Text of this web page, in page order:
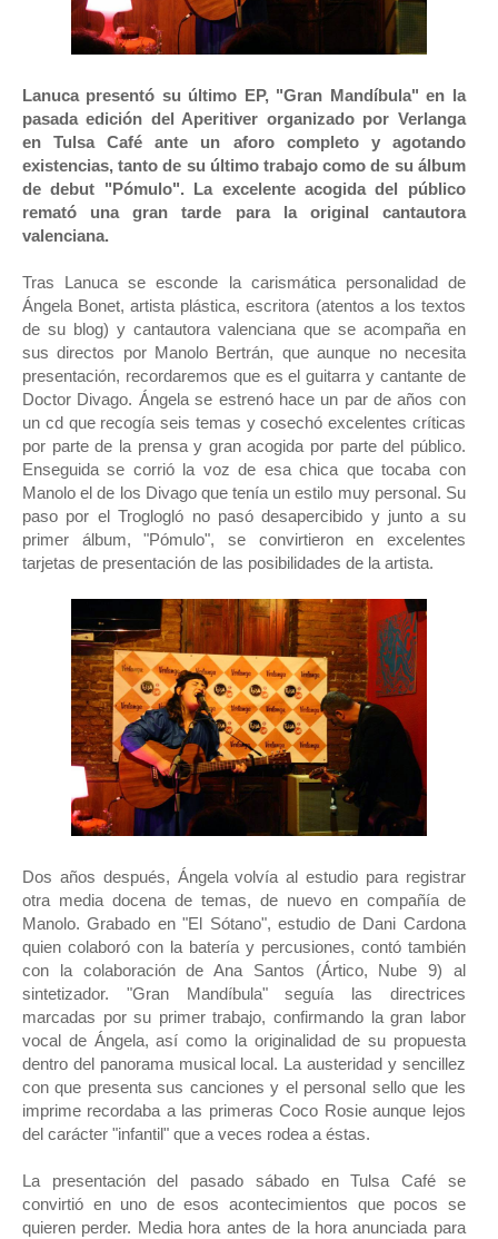
Lanuca presentó su último EP, "Gran Mandíbula" en la
pasada edición del Aperitiver organizado por Verlanga
en Tulsa Café ante un aforo completo y agotando
existencias, tanto de su último trabajo como de su álbum
de debut "Pómulo". La excelente acogida del público
remató una gran tarde para la original cantautora
valenciana.
Tras Lanuca se esconde la carismática personalidad de
Ángela Bonet, artista plástica, escritora (atentos a los textos
de su blog) y cantautora valenciana que se acompaña en
sus directos por Manolo Bertrán, que aunque no necesita
presentación, recordaremos que es el guitarra y cantante de
Doctor Divago. Ángela se estrenó hace un par de años con
un cd que recogía seis temas y cosechó excelentes críticas
por parte de la prensa y gran acogida por parte del público.
Enseguida se corrió la voz de esa chica que tocaba con
Manolo el de los Divago que tenía un estilo muy personal. Su
paso por el Troglogló no pasó desapercibido y junto a su
primer álbum, "Pómulo", se convirtieron en excelentes
tarjetas de presentación de las posibilidades de la artista.
Dos años después, Ángela volvía al estudio para registrar
otra media docena de temas, de nuevo en compañía de
Manolo. Grabado en "El Sótano", estudio de Dani Cardona
quien colaboró con la batería y percusiones, contó también
con la colaboración de Ana Santos (Ártico, Nube 9) al
sintetizador. "Gran Mandíbula" seguía las directrices
marcadas por su primer trabajo, confirmando la gran labor
vocal de Ángela, así como la originalidad de su propuesta
dentro del panorama musical local. La austeridad y sencillez
con que presenta sus canciones y el personal sello que les
imprime recordaba a las primeras Coco Rosie aunque lejos
del carácter "infantil" que a veces rodea a éstas.
La presentación del pasado sábado en Tulsa Café se
convirtió en uno de esos acontecimientos que pocos se
quieren perder. Media hora antes de la hora anunciada para